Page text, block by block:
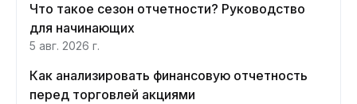
Что такое сезон отчетности? Руководство
для начинающих
5 авг. 2026 г.
Как анализировать финансовую отчетность
перед торговлей акциями